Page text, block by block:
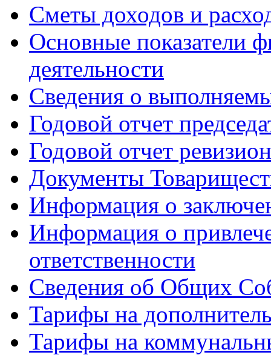
Сметы доходов и
Основные показатели
деятельности
Сведения о
Годовой отчет
Годовой отчет
Документы
Информация о
Информация о
ответственности
Сведения об Общих
Тарифы на
Тарифы на